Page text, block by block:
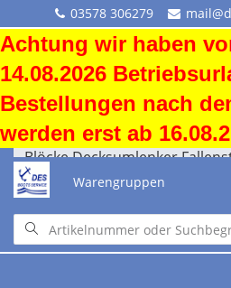
03578 306279
Achtung wir haben
14.08.2026
Bestellungen nach
werden erst ab
Warengruppen
Blöcke Decksumlenker
Startseite•Downloads•
Impressum•